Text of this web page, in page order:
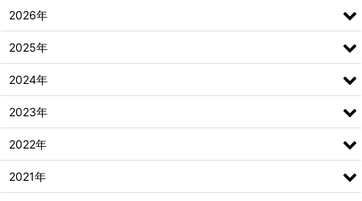
2026年
2025年
2024年
2023年
2022年
2021年